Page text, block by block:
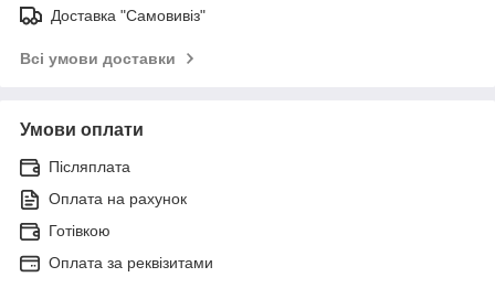
Доставка "Самовивіз"
Всі умови доставки
Умови оплати
Післяплата
Оплата на рахунок
Готівкою
Оплата за реквізитами